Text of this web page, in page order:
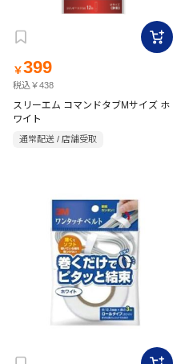
￥399
税込￥438
スリーエム コマンドタブMサイズ ホ
ワイト
通常配送 / 店舗受取